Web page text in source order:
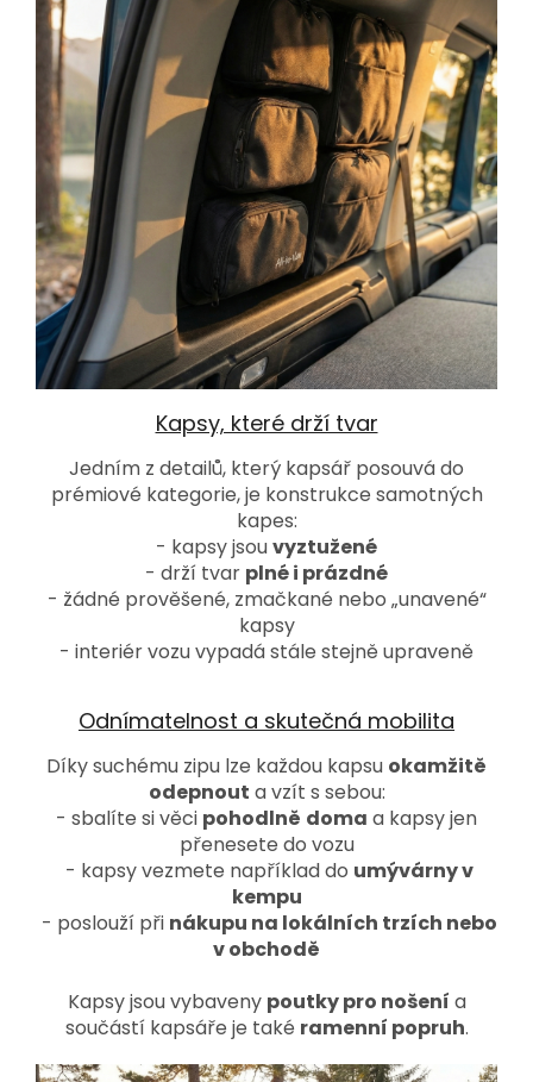
Kapsy, které drží tvar
Jedním z detailů, který kapsář posouvá do
prémiové kategorie, je konstrukce samotných
kapes:
- kapsy jsouvyztužené
- drží tvar plné i prázdné
- žádné prověšené, zmačkané nebo „unavené“
kapsy
- interiér vozu vypadá stále stejně upraveně
Odnímatelnost a skutečná mobilita
Díky suchému zipu lze každou kapsu okamžitě
odepnout a vzít s sebou:
- sbalíte si věci pohodlně doma a kapsy jen
přenesete do vozu
- kapsy vezmete například do umývárny v
kempu
- poslouží při nákupu na lokálních trzích nebo
v obchodě
Kapsy jsou vybaveny poutky pro nošení a
součástí kapsáře je také ramenní popruh.